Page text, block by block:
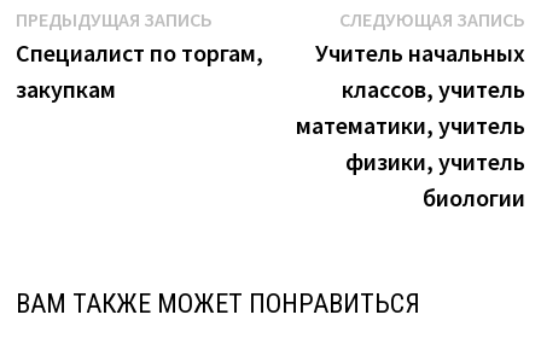
Навигация
по
записям
ПРЕДЫДУЩАЯ ЗАПИСЬ
запись:
Специалист по торгам,
закупкам
СЛЕДУЮЩАЯ ЗАПИСЬ
Учитель начальных
классов, учитель
математики, учитель
физики, учитель
биологии
ВАМ ТАКЖЕ МОЖЕТ ПОНРАВИТЬСЯ